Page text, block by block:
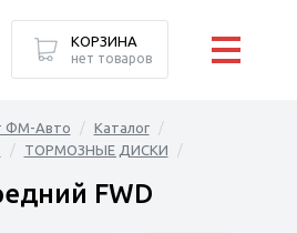
ФМ-Авто
Каталог
ТОРМОЗНЫЕ ДИСКИ
FWD
КОРЗИНА
нет товаров